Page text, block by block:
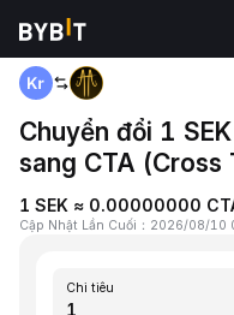
Trang chủ
Chuyển đổi 1
sang CTA (Cross
1 SEK ≈ 0.00000000
Cập Nhật Lần Cuối ： 2026/08/10
Chi tiêu